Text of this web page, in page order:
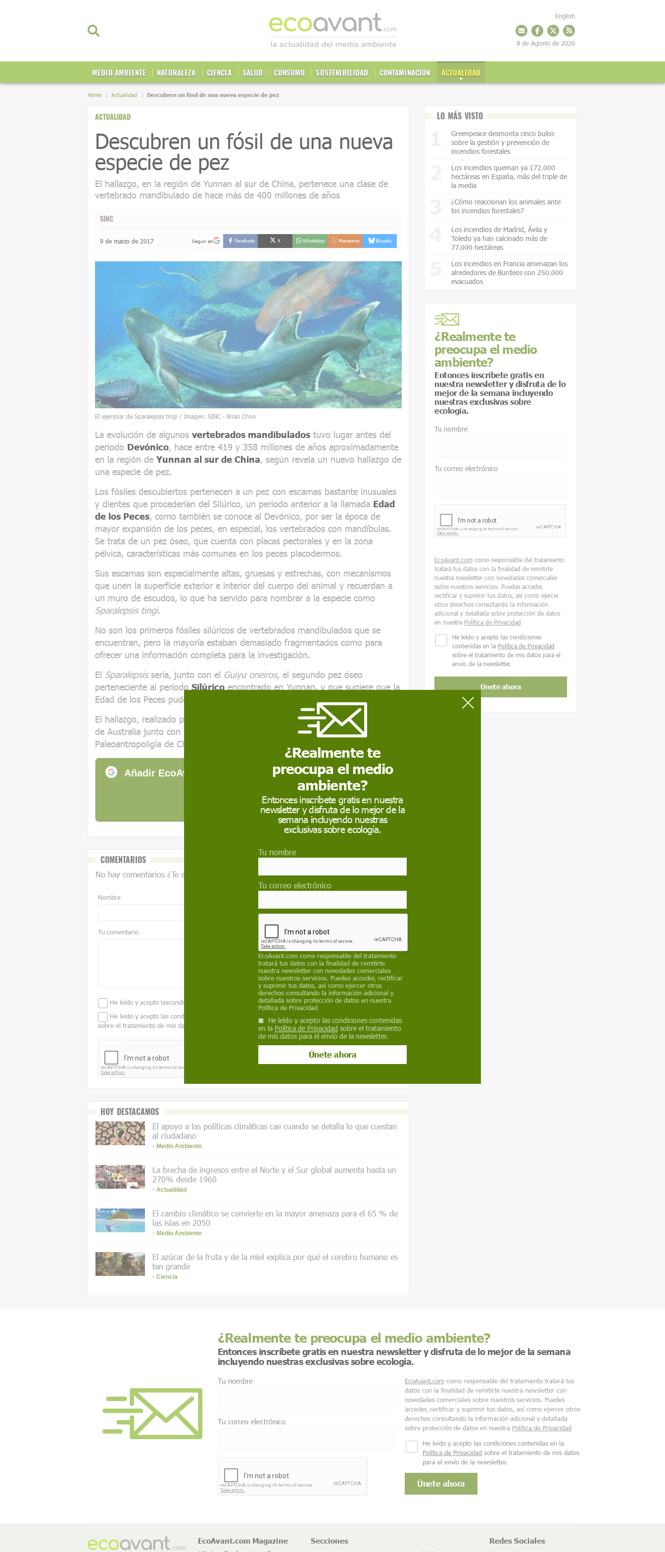
MEDIO AMBIENTE NATURALEZA CIENCIA SALUD CONSUMO SOSTENIBILIDAD CONTAMINACIÓN ACTUALIDAD
English
8 de Agosto de 2026
Home Actualidad Descubren un fósil de una nueva especie de pez
ACTUALIDAD
Descubren un fósil de una nueva
especie de pez
El hallazgo, en la región de Yunnan al sur de China, pertenece una clase de
vertebrado mandibulado de hace más de 400 millones de años
SINC
9 de marzo de 2017 Seguir en Facebook X WhatsApp Meneame Bluesky
El ejemplar de Sparalepsis tingi / Imagen: SINC - Brian Choo
La evolución de algunos vertebrados mandibulados tuvo lugar antes del
periodo Devónico, hace entre 419 y 358 millones de años aproximadamente
en la región de Yunnan al sur de China, según revela un nuevo hallazgo de
una especie de pez.
Los fósiles descubiertos pertenecen a un pez con escamas bastante inusuales
y dientes que procederían del Silúrico, un periodo anterior a la llamada Edad
de los Peces, como también se conoce al Devónico, por ser la época de
mayor expansión de los peces, en especial, los vertebrados con mandíbulas.
Se trata de un pez óseo, que cuenta con placas pectorales y en la zona
pélvica, características más comunes en los peces placodermos.
Sus escamas son especialmente altas, gruesas y estrechas, con mecanismos
que unen la superficie exterior e interior del cuerpo del animal y recuerdan a
un muro de escudos, lo que ha servido para nombrar a la especie como
Sparalepsis tingi.
No son los primeros fósiles silúricos de vertebrados mandibulados que se
encuentran, pero la mayoría estaban demasiado fragmentados como para
ofrecer una información completa para la investigación.
El Sparalepsissería, junto con el Guiyu oneiros, el segundo pez óseo
perteneciente al periodo Silúrico encontrado en Yunnan, y que sugiere que la
Edad de los Peces pudo haber llegado antes a esta zona.
El hallazgo, realizado por el equipo de
, de la Universidad Flinders
de Australia junto con miembros del Instituto de Paleontología Vertebrada y
Paleoantropoligía de China, aparece esta semana en la revista
Añadir EcoAvant.com como fuente preferida de Google
ACTIVAR AHORA
COMENTARIOS
No hay comentarios ¿Te animas?
Nombre
Tu comentario
He leído y acepto lascondiciones legales
He leído y acepto las condiciones contenidas en la
política de privacidad
sobre el tratamiento de mis datos para gestionar mis comentarios.
HOY DESTACAMOS
El apoyo a las políticas climáticas cae cuando se detalla lo que cuestan
al ciudadano
Medio Ambiente
La brecha de ingresos entre el Norte y el Sur global aumenta hasta un
270% desde 1960
Actualidad
El cambio climático se convierte en la mayor amenaza para el 65 % de
las islas en 2050
Medio Ambiente
El azúcar de la fruta y de la miel explica por qué el cerebro humano es
tan grande
Ciencia
LO MÁS VISTO
Greenpeace desmonta cinco bulos
sobre la gestión y prevención de
incendios forestales
Los incendios queman ya 172.000
hectáreas en España, más del triple de
la media
¿Cómo reaccionan los animales ante
los incendios forestales?
Los incendios de Madrid, Ávila y
Toledo ya han calcinado más de
77.000 hectáreas
Los incendios en Francia amenazan los
alrededores de Burdeos con 250.000
evacuados
¿Realmente te
preocupa el medio
ambiente?
Entonces inscríbete gratis en
nuestra newsletter y disfruta de lo
mejor de la semana incluyendo
nuestras exclusivas sobre
ecología.
Tu nombre
Tu correo electrónico
EcoAvant.com como responsable del tratamiento
tratará tus datos con la finalidad de remitirte
nuestra newsletter con novedades comerciales
sobre nuestros servicios. Puedes acceder,
rectificar y suprimir tus datos, así como ejercer
otros derechos consultando la información
adicional y detallada sobre protección de datos
en nuestra Política de Privacidad
He leído y acepto las condiciones
contenidas en la Política de Privacidad
sobre el tratamiento de mis datos para el
envío de la newsletter.
¿Realmente te
preocupa el medio
ambiente?
Entonces inscríbete gratis en nuestra
newsletter y disfruta de lo mejor de la
semana incluyendo nuestras
exclusivas sobre ecología.
Tu nombre
Tu correo electrónico
EcoAvant.com como responsable del tratamiento
tratará tus datos con la finalidad de remitirte
nuestra newsletter con novedades comerciales
sobre nuestros servicios. Puedes acceder, rectificar
y suprimir tus datos, así como ejercer otros
derechos consultando la información adicional y
detallada sobre protección de datos en nuestra
Política de Privacidad
He leído y acepto las condiciones contenidas
en la Política de Privacidad sobre el tratamiento
de mis datos para el envío de la newsletter.
¿Realmente te preocupa el medio ambiente?
Entonces inscríbete gratis en nuestra newsletter y disfruta de lo mejor de la semana
incluyendo nuestras exclusivas sobre ecología.
Tu nombre
Tu correo electrónico
EcoAvant.com como responsable del tratamiento tratará tus
datos con la finalidad de remitirte nuestra newsletter con
novedades comerciales sobre nuestros servicios. Puedes
acceder, rectificar y suprimir tus datos, así como ejercer otros
derechos consultando la información adicional y detallada
sobre protección de datos en nuestra Política de Privacidad
He leído y acepto las condiciones contenidas en la
Política de Privacidad sobre el tratamiento de mis datos
para el envío de la newsletter.
EcoAvant.com Magazine Secciones Redes Sociales